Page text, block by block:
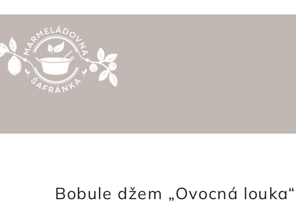
Bobule džem „Ovocná